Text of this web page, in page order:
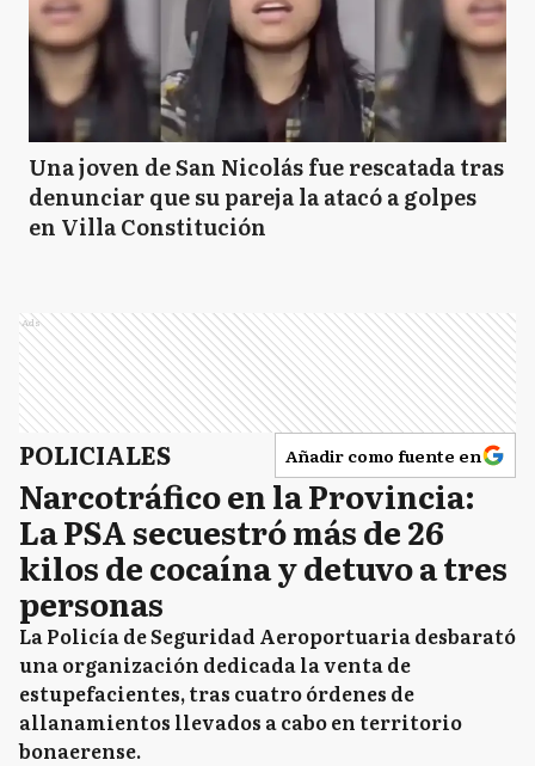
Una joven de San Nicolás fue rescatada tras
denunciar que su pareja la atacó a golpes
en Villa Constitución
Ads
POLICIALES Añadir como fuente en
Narcotráfico en la Provincia:
La PSA secuestró más de 26
kilos de cocaína y detuvo a tres
personas
La Policía de Seguridad Aeroportuaria desbarató
una organización dedicada la venta de
estupefacientes, tras cuatro órdenes de
allanamientos llevados a cabo en territorio
bonaerense.